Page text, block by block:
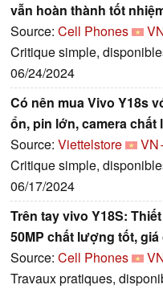
vẫn hoàn thành tốt
Source: Cell Phones
Critique simple,
06/24/2024
Có nên mua Vivo Y18s
ổn, pin lớn, camera
Source: Viettelstore
Critique simple,
06/17/2024
Trên tay vivo Y18S:
50MP chất lượng tốt, giá
Source: Cell Phones
Travaux pratiques,